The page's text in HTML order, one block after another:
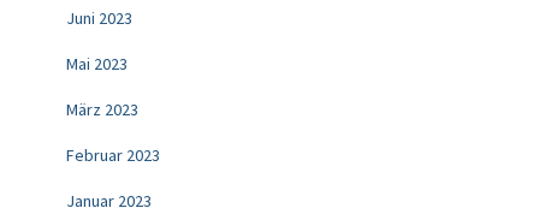
Juni 2023
Mai 2023
März 2023
Februar 2023
Januar 2023